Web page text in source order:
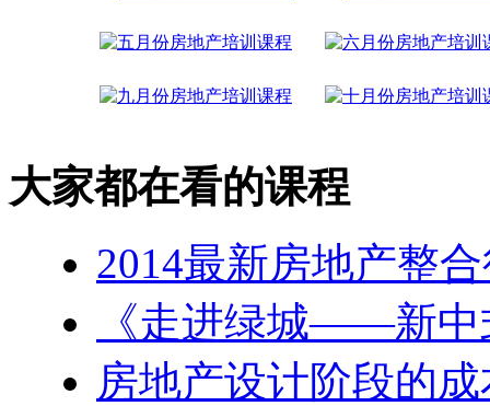
大家都在看的课程
2014最新房地产整
《走进绿城——新中
房地产设计阶段的